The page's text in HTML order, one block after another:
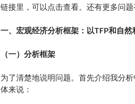
链接里，可以点击查看。还有更多问题
一、宏观经济分析框架：以TFP和自然
（一）分析框架
为了清楚地说明问题。首先介绍我分
体来说：